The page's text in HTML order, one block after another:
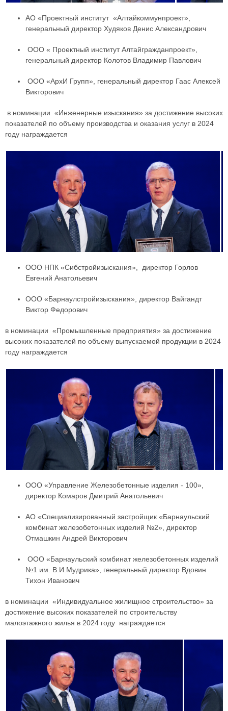
АО «Проектный институт «Алтайкоммунпроект»,
генеральный директор Худяков Денис Александрович
ООО « Проектный институт Алтайгражданпроект»,
генеральный директор Колотов Владимир Павлович
ООО «АрхИ Групп», генеральный директор Гаас Алексей
Викторович
в номинации «Инженерные изыскания» за достижение высоких
показателей по объему производства и оказания услуг в 2024
году награждается
ООО НПК «Сибстройизыскания», директор Горлов
Евгений Анатольевич
ООО «Барнаулстройизыскания», директор Вайгандт
Виктор Федорович
в номинации «Промышленные предприятия» за достижение
высоких показателей по объему выпускаемой продукции в 2024
году награждается
ООО «Управление Железобетонные изделия - 100»,
директор Комаров Дмитрий Анатольевич
АО «Специализированный застройщик «Барнаульский
комбинат железобетонных изделий №2», директор
Отмашкин Андрей Викторович
ООО «Барнаульский комбинат железобетонных изделий
№1 им. В.И.Мудрика», генеральный директор Вдовин
Тихон Иванович
в номинации «Индивидуальное жилищное строительство» за
достижение высоких показателей по строительству
малоэтажного жилья в 2024 году награждается